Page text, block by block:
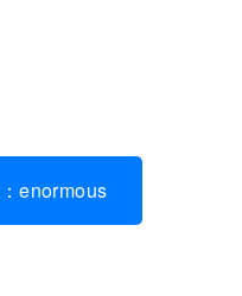
enormous